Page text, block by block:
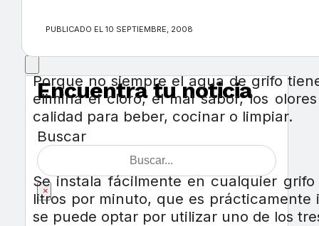
Encuentra tu noticia
Buscar
×
PUBLICADO EL 10 SEPTIEMBRE, 2008
Porque no siempre el agua de grifo
elimina el cloro, el mal sabor, los
calidad para beber, cocinar o limpiar.
Se instala fácilmente en cualquier
litros por minuto, que es
se puede optar por utilizar uno de los